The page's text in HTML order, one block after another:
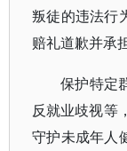
叛徒的违法行
赔礼道歉并承
保护特定
反就业歧视等
守护未成年人